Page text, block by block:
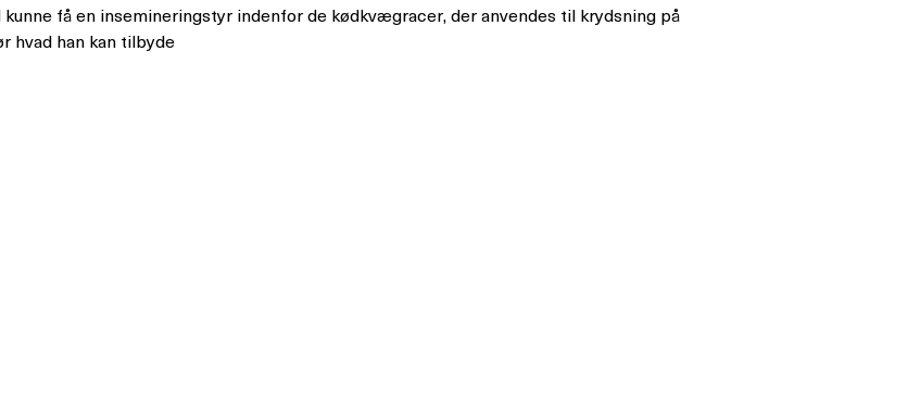
få en insemineringstyr indenfor de kødkvægracer, der anvendes til krydsning på
hvad han kan tilbyde